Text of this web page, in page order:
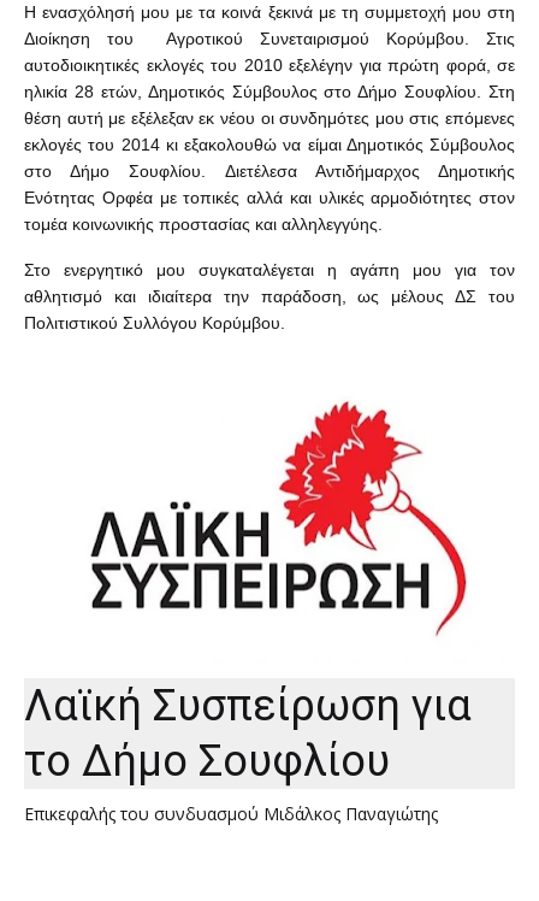
Η ενασχόλησή μου με τα κοινά ξεκινά με τη συμμετοχή μου στη
Διοίκηση του Αγροτικού Συνεταιρισμού Κορύμβου. Στις
αυτοδιοικητικές εκλογές του 2010 εξελέγην για πρώτη φορά, σε
ηλικία 28 ετών, Δημοτικός Σύμβουλος στο Δήμο Σουφλίου. Στη
θέση αυτή με εξέλεξαν εκ νέου οι συνδημότες μου στις επόμενες
εκλογές του 2014 κι εξακολουθώ να είμαι Δημοτικός Σύμβουλος
στο Δήμο Σουφλίου. Διετέλεσα Αντιδήμαρχος Δημοτικής
Ενότητας Ορφέα με τοπικές αλλά και υλικές αρμοδιότητες στον
τομέα κοινωνικής προστασίας και αλληλεγγύης.
Στο ενεργητικό μου συγκαταλέγεται η αγάπη μου για τον
αθλητισμό και ιδιαίτερα την παράδοση, ως μέλους ΔΣ του
Πολιτιστικού Συλλόγου Κορύμβου.
Λαϊκή Συσπείρωση για
το Δήμο Σουφλίου
Επικεφαλής του συνδυασμού Μιδάλκος Παναγιώτης